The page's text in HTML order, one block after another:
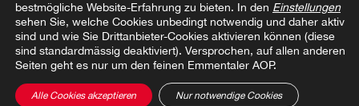
bestmögliche Website-Erfahrung zu bieten. In den Einstellungen
sehen Sie, welche Cookies unbedingt notwendig und daher aktiv
sind und wie Sie Drittanbieter-Cookies aktivieren können (diese
sind standardmässig deaktiviert). Versprochen, auf allen anderen
Seiten geht es nur um den feinen Emmentaler AOP.
Alle Cookies akzeptieren Nur notwendige Cookies